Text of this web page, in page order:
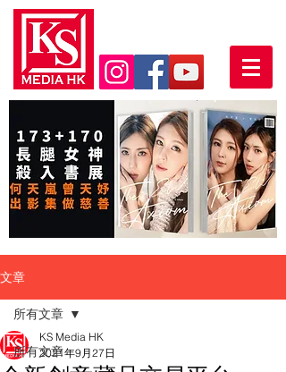
文章
所有文章
所有文章
KS Media HK
2021年9月27日